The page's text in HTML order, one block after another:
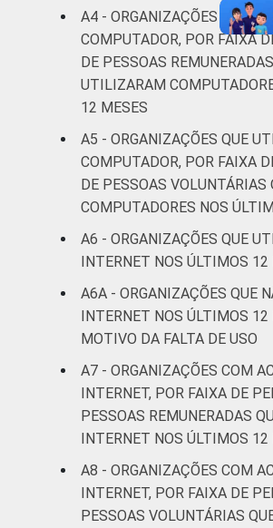
Pesquisa sobre o uso das
Informação e Comunicação
sem fins lucrativos brasileiras
Organizações Sem Fins
A4 - ORGANIZAÇÕES QUE
COMPUTADOR, POR FAIXA
DE PESSOAS
UTILIZARAM
12 MESES
A5 - ORGANIZAÇÕES QUE
COMPUTADOR, POR FAIXA
DE PESSOAS
COMPUTADORES NOS
A6 - ORGANIZAÇÕES QUE
INTERNET NOS ÚLTIMOS 12
A6A - ORGANIZAÇÕES QUE
INTERNET NOS ÚLTIMOS 12
MOTIVO DA FALTA DE USO
A7 - ORGANIZAÇÕES COM
INTERNET, POR FAIXA DE
PESSOAS REMUNERADAS
INTERNET NOS ÚLTIMOS 12
A8 - ORGANIZAÇÕES COM
INTERNET, POR FAIXA DE
PESSOAS VOLUNTÁRIAS